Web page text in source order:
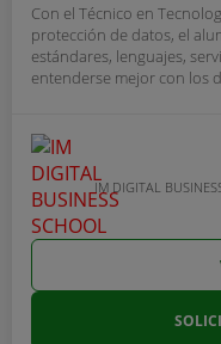
Con el Técnico en
protección de datos, el
estándares, lenguajes,
entenderse mejor con los
IM DIGITAL